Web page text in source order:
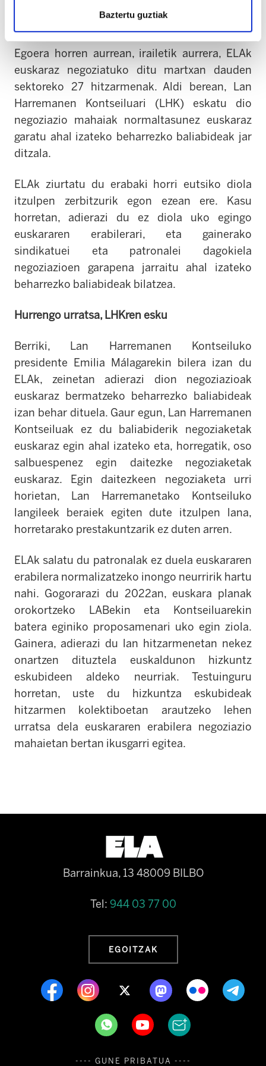
Baztertu guztiak
Negoziazioak, euskaraz
Egoera horren aurrean, irailetik aurrera, ELAk
euskaraz negoziatuko ditu martxan dauden
sektoreko 27 hitzarmenak. Aldi berean, Lan
Harremanen Kontseiluari (LHK) eskatu dio
negoziazio mahaiak normaltasunez euskaraz
garatu ahal izateko beharrezko baliabideak jar
ditzala.
ELAk ziurtatu du erabaki horri eutsiko diola
itzulpen zerbitzurik egon ezean ere. Kasu
horretan, adierazi du ez diola uko egingo
euskararen erabilerari, eta gainerako
sindikatuei eta patronalei dagokiela
negoziazioen garapena jarraitu ahal izateko
beharrezko baliabideak bilatzea.
Hurrengo urratsa, LHKren esku
Berriki, Lan Harremanen Kontseiluko
presidente Emilia Málagarekin bilera izan du
ELAk, zeinetan adierazi dion negoziazioak
euskaraz bermatzeko beharrezko baliabideak
izan behar dituela. Gaur egun, Lan Harremanen
Kontseiluak ez du baliabiderik negoziaketak
euskaraz egin ahal izateko eta, horregatik, oso
salbuespenez egin daitezke negoziaketak
euskaraz. Egin daitezkeen negoziaketa urri
horietan, Lan Harremanetako Kontseiluko
langileek beraiek egiten dute itzulpen lana,
horretarako prestakuntzarik ez duten arren.
ELAk salatu du patronalak ez duela euskararen
erabilera normalizatzeko inongo neurririk hartu
nahi. Gogorarazi du 2022an, euskara planak
orokortzeko LABekin eta Kontseiluarekin
batera eginiko proposamenari uko egin ziola.
Gainera, adierazi du lan hitzarmenetan nekez
onartzen dituztela euskaldunon hizkuntz
eskubideen aldeko neurriak. Testuinguru
horretan, uste du hizkuntza eskubideak
hitzarmen kolektiboetan arautzeko lehen
urratsa dela euskararen erabilera negoziazio
mahaietan bertan ikusgarri egitea.
Barrainkua, 13 48009 BILBO
Tel: 944 03 77 00
EGOITZAK
---- GUNE PRIBATUA ----